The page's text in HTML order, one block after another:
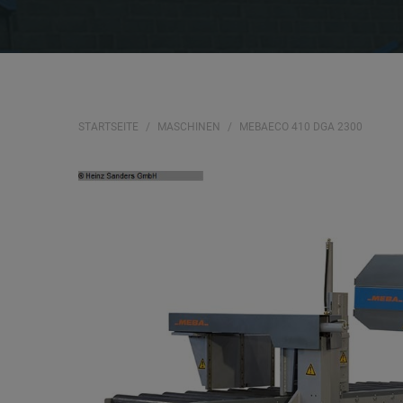
STARTSEITE MASCHINEN MEBAECO 410 DGA 2300